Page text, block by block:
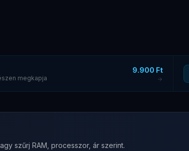
megkapja
9.900 Ft
szűrj RAM, processzor, ár szerint.